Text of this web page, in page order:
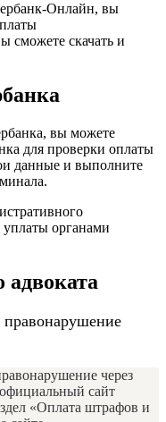
Онлайн, вы
сможете скачать и
вы можете
для проверки оплаты
данные и выполните
органами
адвоката
правонарушение
через
сайт
«Оплата штрафов и